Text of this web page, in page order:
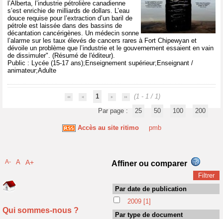
l’Alberta, l’industrie pétrolière canadienne
s’est enrichie de milliards de dollars. L’eau
douce requise pour l’extraction d’un baril de
pétrole est laissée dans des bassins de
décantation cancérigènes. Un médecin sonne
l’alarme sur les taux élevés de cancers rares à Fort Chipewyan et
dévoile un problème que l’industrie et le gouvernement essaient en vain
de dissimuler". (Résumé de l'éditeur).
Public : Lycée (15-17 ans);Enseignement supérieur;Enseignant /
animateur;Adulte
1
(1 - 1 / 1)
Par page :
25 50 100 200
Accès au site ritimo pmb
A- A A+
Qui sommes-nous ?
Affiner ou comparer
Par date de publication
2009 [1]
Par type de document